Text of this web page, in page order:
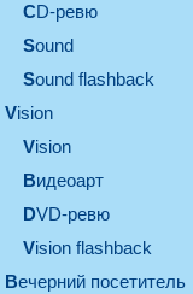
CD-ревю
sound
Sound flashback
vision
vision
видеоарт
DVD-ревю
Vision flashback
вечерний посетитель